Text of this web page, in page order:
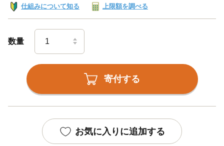
仕組みについて知る 上限額を調べる
数量
寄付する
お気に入りに追加する